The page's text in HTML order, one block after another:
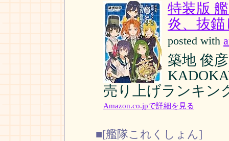
特装版
炎、抜
posted with
築地 俊彦
売り上げランキン
Amazon.co.jpで詳細を見る
■[艦隊これくしょん]